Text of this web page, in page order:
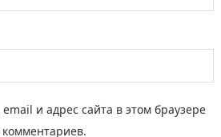
и адрес сайта в этом браузере